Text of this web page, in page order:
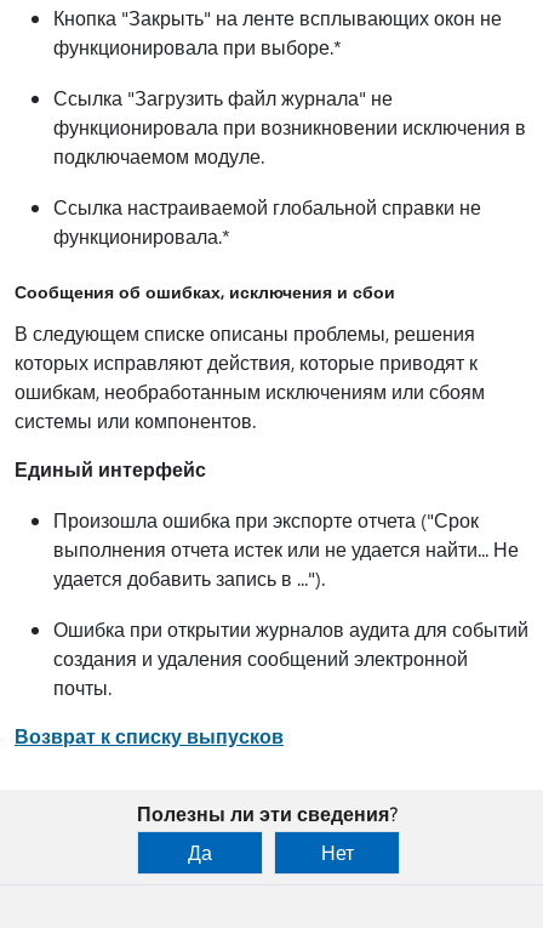
Кнопка "Закрыть" на ленте всплывающих окон не
функционировала при выборе.*
Ссылка "Загрузить файл журнала" не
функционировала при возникновении исключения в
подключаемом модуле.
Ссылка настраиваемой глобальной справки не
функционировала.*
Сообщения об ошибках, исключения и сбои
В следующем списке описаны проблемы, решения
которых исправляют действия, которые приводят к
ошибкам, необработанным исключениям или сбоям
системы или компонентов.
Единый интерфейс
Произошла ошибка при экспорте отчета ("Срок
выполнения отчета истек или не удается найти... Не
удается добавить запись в ...").
Ошибка при открытии журналов аудита для событий
создания и удаления сообщений электронной
почты.
Возврат к списку выпусков
Полезны ли эти сведения?
Да
Нет